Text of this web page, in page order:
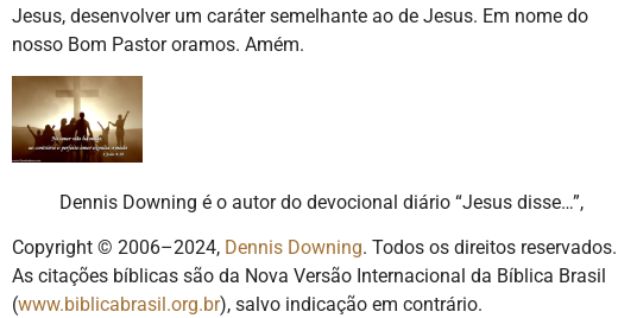
Jesus, desenvolver um caráter semelhante ao de Jesus. Em nome do
nosso Bom Pastor oramos. Amém.
Dennis Downing é o autor do devocional diário “Jesus disse…”,
Copyright © 2006–2024, Dennis Downing. Todos os direitos reservados.
As citações bíblicas são da Nova Versão Internacional da Bíblica Brasil
(www.biblicabrasil.org.br), salvo indicação em contrário.